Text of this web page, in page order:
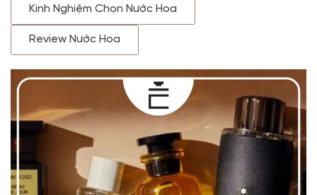
Kinh Nghiệm Chọn Nước Hoa
Review Nước Hoa